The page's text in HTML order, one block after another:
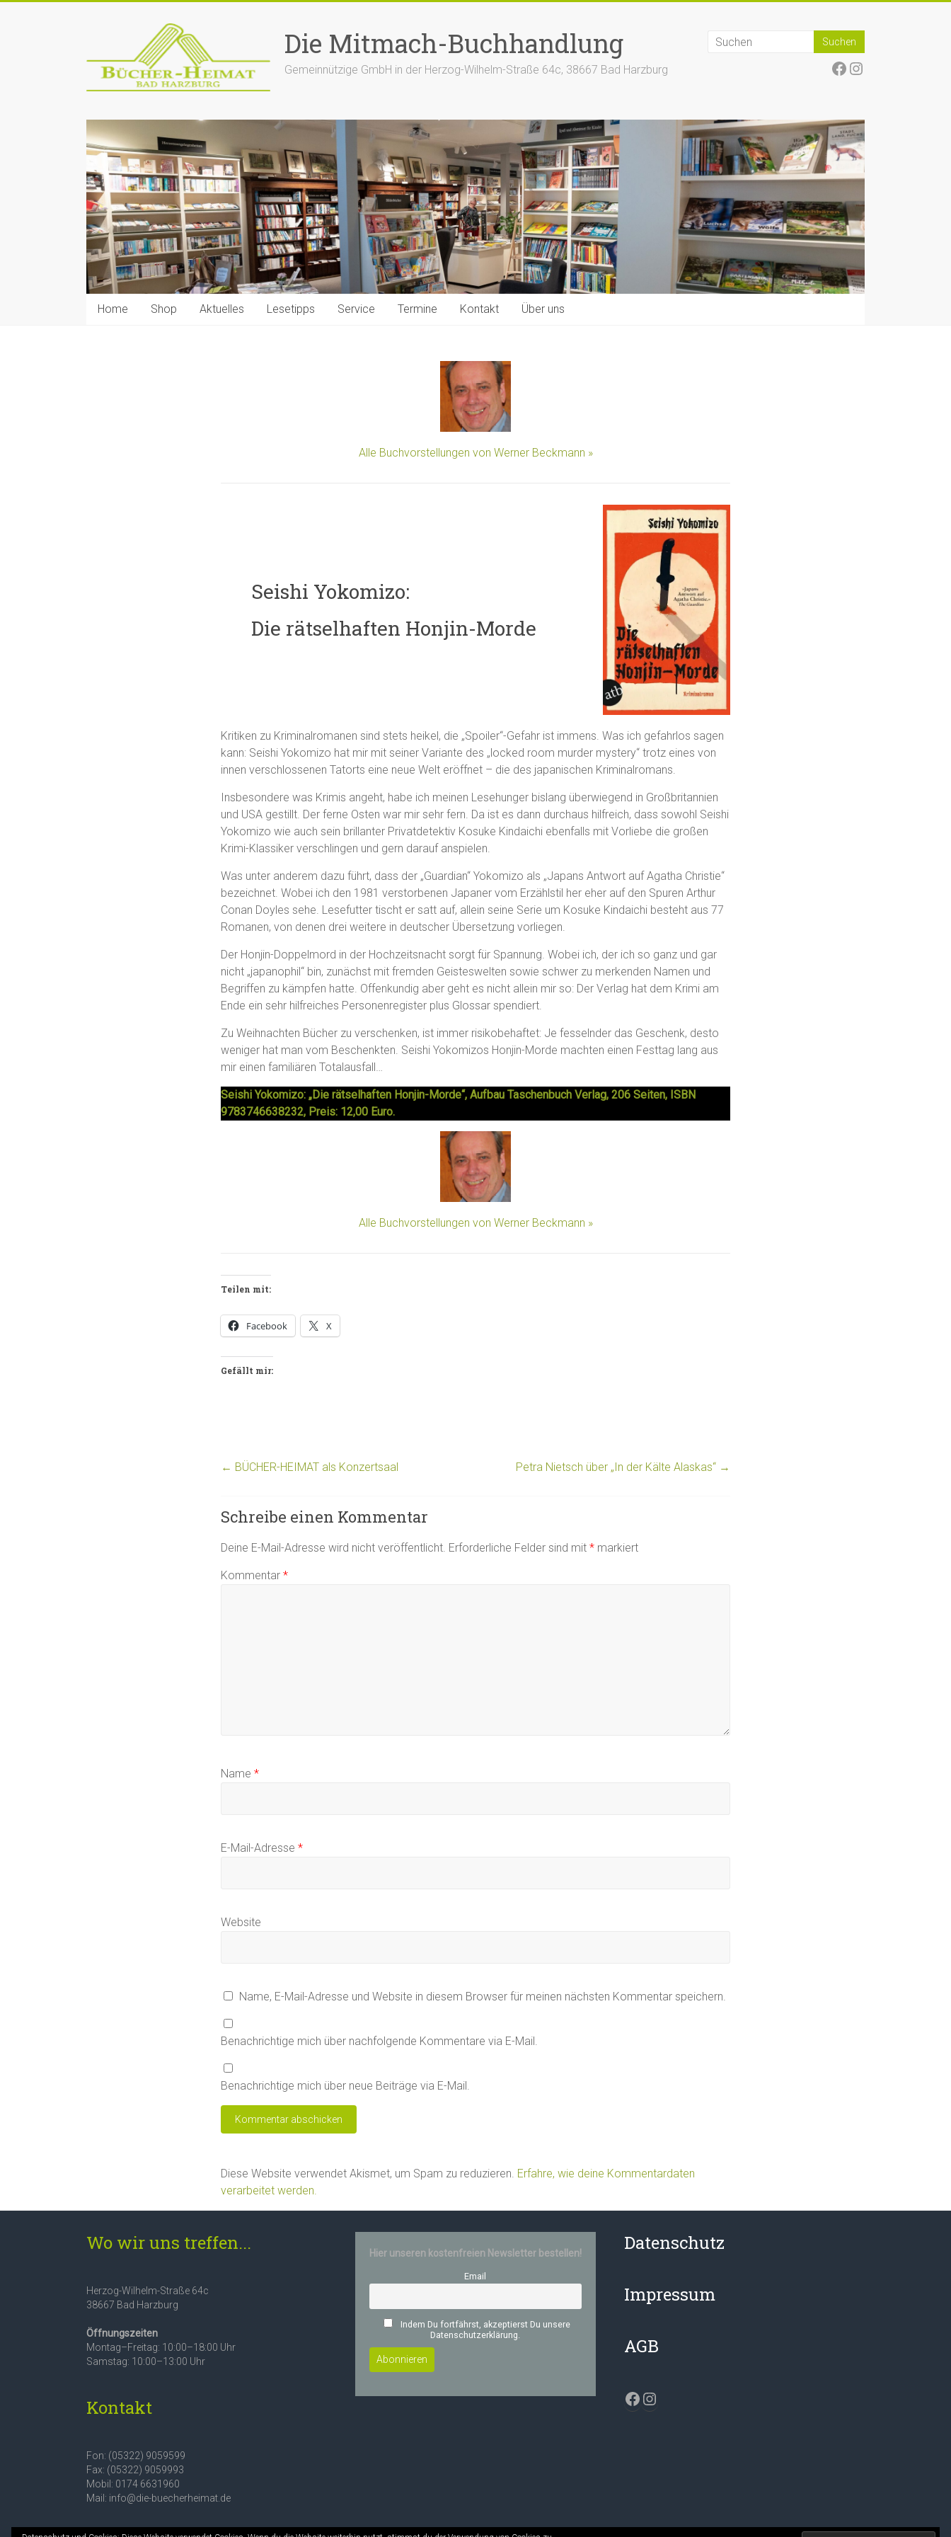
Die Mitmach-Buchhandlung
Gemeinnützige GmbH in der Herzog-Wilhelm-Straße 64c, 38667 Bad Harzburg Facebook
Instagram
Home Shop Aktuelles Lesetipps Service Termine Kontakt Über uns
Alle Buchvorstellungen von Werner Beckmann »
Seishi Yokomizo:
Die rätselhaften Honjin-Morde
Kritiken zu Kriminalromanen sind stets heikel, die „Spoiler“-Gefahr ist immens. Was ich gefahrlos sagen
kann: Seishi Yokomizo hat mir mit seiner Variante des „locked room murder mystery“ trotz eines von
innen verschlossenen Tatorts eine neue Welt eröffnet – die des japanischen Kriminalromans.
Insbesondere was Krimis angeht, habe ich meinen Lesehunger bislang überwiegend in Großbritannien
und USA gestillt. Der ferne Osten war mir sehr fern. Da ist es dann durchaus hilfreich, dass sowohl Seishi
Yokomizo wie auch sein brillanter Privatdetektiv Kosuke Kindaichi ebenfalls mit Vorliebe die großen
Krimi-Klassiker verschlingen und gern darauf anspielen.
Was unter anderem dazu führt, dass der „Guardian“ Yokomizo als „Japans Antwort auf Agatha Christie“
bezeichnet. Wobei ich den 1981 verstorbenen Japaner vom Erzählstil her eher auf den Spuren Arthur
Conan Doyles sehe. Lesefutter tischt er satt auf, allein seine Serie um Kosuke Kindaichi besteht aus 77
Romanen, von denen drei weitere in deutscher Übersetzung vorliegen.
Der Honjin-Doppelmord in der Hochzeitsnacht sorgt für Spannung. Wobei ich, der ich so ganz und gar
nicht „japanophil“ bin, zunächst mit fremden Geisteswelten sowie schwer zu merkenden Namen und
Begriffen zu kämpfen hatte. Offenkundig aber geht es nicht allein mir so: Der Verlag hat dem Krimi am
Ende ein sehr hilfreiches Personenregister plus Glossar spendiert.
Zu Weihnachten Bücher zu verschenken, ist immer risikobehaftet: Je fesselnder das Geschenk, desto
weniger hat man vom Beschenkten. Seishi Yokomizos Honjin-Morde machten einen Festtag lang aus
mir einen familiären Totalausfall…
Seishi Yokomizo: „Die rätselhaften Honjin-Morde“, Aufbau Taschenbuch Verlag, 206 Seiten, ISBN
9783746638232, Preis: 12,00 Euro.
Alle Buchvorstellungen von Werner Beckmann »
Teilen mit:
Facebook X
Gefällt mir:
← BÜCHER-HEIMAT als Konzertsaal Petra Nietsch über „In der Kälte Alaskas“ →
Schreibe einen Kommentar
Deine E-Mail-Adresse wird nicht veröffentlicht. Erforderliche Felder sind mit * markiert
Kommentar *
Name *
E-Mail-Adresse *
Website
Name, E-Mail-Adresse und Website in diesem Browser für meinen nächsten Kommentar speichern.
Benachrichtige mich über nachfolgende Kommentare via E-Mail.
Benachrichtige mich über neue Beiträge via E-Mail.
Diese Website verwendet Akismet, um Spam zu reduzieren. Erfahre, wie deine Kommentardaten
verarbeitet werden.
Wo wir uns treffen...
Herzog-Wilhelm-Straße 64c
38667 Bad Harzburg
Öffnungszeiten
Montag–Freitag: 10:00–18:00 Uhr
Samstag: 10:00–13:00 Uhr
Kontakt
Fon: (05322) 9059599
Fax: (05322) 9059993
Mobil: 0174 6631960
Mail: info@die-buecherheimat.de
Hier unseren kostenfreien Newsletter bestellen!
Email
Indem Du fortfährst, akzeptierst Du unsere
Datenschutzerklärung.
Datenschutz
Impressum
AGB
Facebook
Instagram